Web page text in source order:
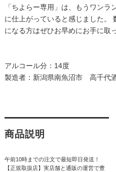
「ちよらー専用」は、もうワンラ
に仕上がっていると感じました。
になる方はぜひお早めにお手に取
アルコール分：14度
製造者：新潟県南魚沼市 高千代
商品説明
午前10時までの注文で最短即日発送！
【正規取扱店】実店舗と通販の運営で豊